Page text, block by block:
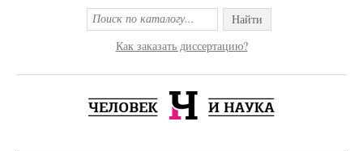
Найти
Как заказать диссертацию?